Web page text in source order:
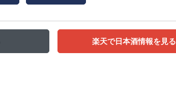
楽天で日本酒情報を見る